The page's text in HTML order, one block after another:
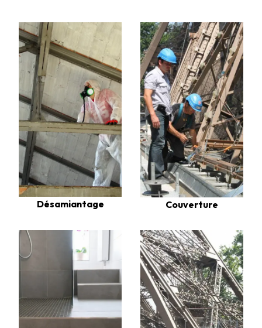
Désamiantage Couverture